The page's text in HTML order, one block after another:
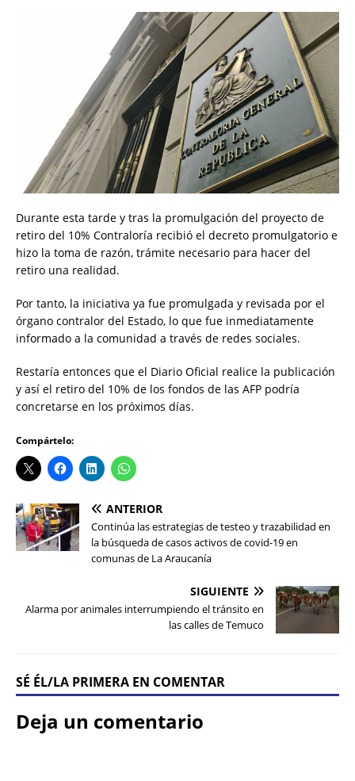
Durante esta tarde y tras la promulgación del proyecto de
retiro del 10% Contraloría recibió el decreto promulgatorio e
hizo la toma de razón, trámite necesario para hacer del
retiro una realidad.
Por tanto, la iniciativa ya fue promulgada y revisada por el
órgano contralor del Estado, lo que fue inmediatamente
informado a la comunidad a través de redes sociales.
Restaría entonces que el Diario Oficial realice la publicación
y así el retiro del 10% de los fondos de las AFP podría
concretarse en los próximos días.
Compártelo:
ANTERIOR
Continúa las estrategias de testeo y trazabilidad en
la búsqueda de casos activos de covid-19 en
comunas de La Araucanía
SIGUIENTE
Alarma por animales interrumpiendo el tránsito en
las calles de Temuco
SÉ ÉL/LA PRIMERA EN COMENTAR
Deja un comentario